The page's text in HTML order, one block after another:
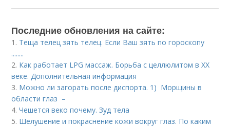
Последние обновления на сайте:
1. Теща телец зять телец. Если Ваш зять по гороскопу
........
2. Как работает LPG массаж. Борьба с целлюлитом в XX
веке. Дополнительная информация
3. Можно ли загорать после диспорта. 1) Морщины в
области глаз –
4.Чешется веко почему. Зуд тела
5. Шелушение и покраснение кожи вокруг глаз. По каким